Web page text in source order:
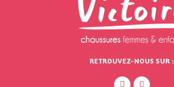
RETROUVEZ-NOUS SUR :